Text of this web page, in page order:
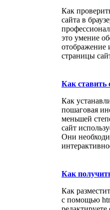
Как
сайта в
это умение
отображение
страницы
Как ставить
Как
пошаговая
меньшей
сайт
Они
Как
Как
с помощью